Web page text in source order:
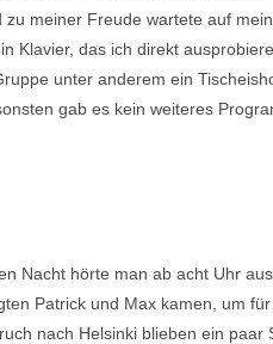
meiner Freude wartete auf
Klavier, das ich direkt
unter anderem ein
gab es kein weiteres
Nacht hörte man ab acht Uhr
Patrick und Max kamen, um
nach Helsinki blieben ein